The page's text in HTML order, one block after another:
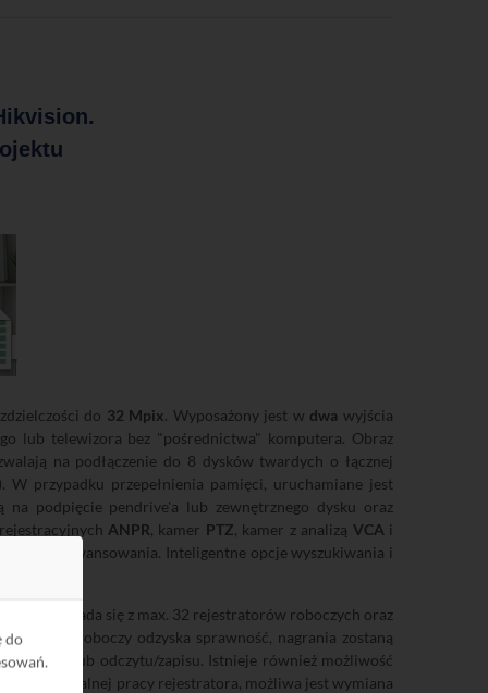
do
do 32 Mpix. Wyposażony jest w dwa wyjścia
lub telewizora bez "pośrednictwa" komputera. Obraz
na podłączenie do 8 dysków twardych o łącznej
W przypadku przepełnienia pamięci, uruchamiane jest
na podpięcie pendrive'a lub zewnętrznego dysku oraz
ANPR, kamer PTZ, kamer z analizą VCA i
zaawansowania. Inteligentne opcje wyszukiwania i
taki składa się z max. 32 rejestratorów roboczych oraz
roboczy odzyska sprawność, nagrania zostaną
odczytu lub odczytu/zapisu. Istnieje również możliwość
normalnej pracy rejestratora, możliwa jest wymiana